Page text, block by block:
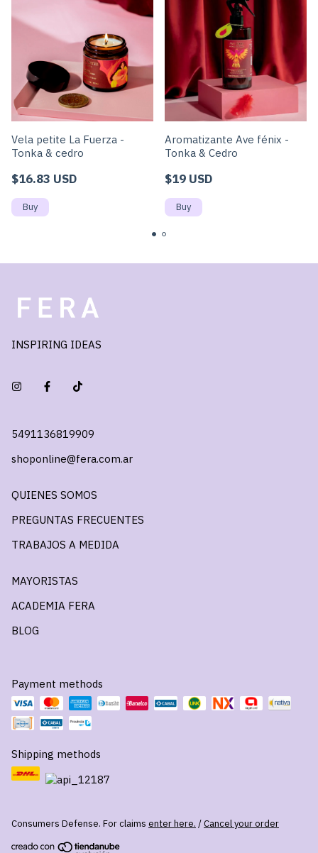
Vela petite La Fuerza -
Tonka & cedro
$16.83 USD
Aromatizante Ave fénix -
Tonka & Cedro
$19 USD
INSPIRING IDEAS
5491136819909
shoponline@fera.com.ar
QUIENES SOMOS
PREGUNTAS FRECUENTES
TRABAJOS A MEDIDA
MAYORISTAS
ACADEMIA FERA
BLOG
Payment methods
Shipping methods
Consumers Defense. For claims enter here. /Cancel your order